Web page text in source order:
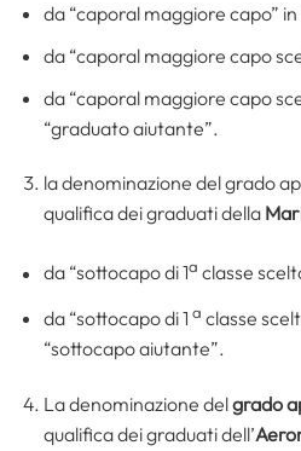
da “caporal maggiore capo”
da “caporal maggiore capo
da “caporal maggiore capo
“graduato aiutante”.
la denominazione del grado
qualifica dei graduati della
da “sottocapo di 1a classe
da “sottocapo di 1 a classe
“sottocapo aiutante”.
La denominazione delgrado
qualifica dei graduati dell’